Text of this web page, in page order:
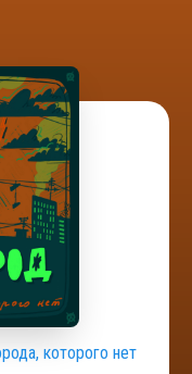
которого нет